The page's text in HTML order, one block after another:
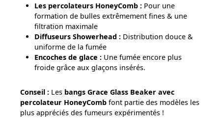
Les percolateurs HoneyComb :Pour une
formation de bulles extrêmement fines & une
filtration maximale
Diffuseurs Showerhead :Distribution douce &
uniforme de la fumée
Encoches de glace :Une fumée encore plus
froide grâce aux glaçons insérés.
Conseil : Les bangs Grace Glass Beaker avec
percolateur HoneyComb font partie des modèles les
plus appréciés des fumeurs expérimentés !